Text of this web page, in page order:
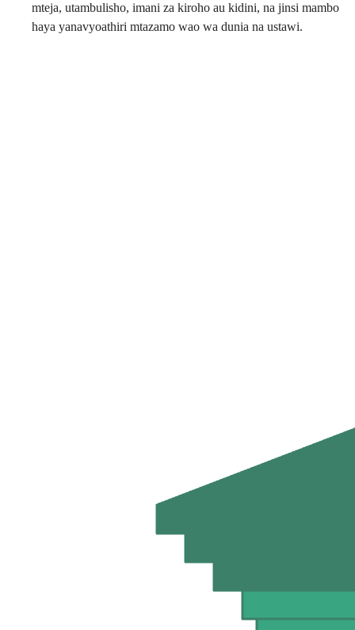
mteja, utambulisho, imani za kiroho au kidini, na jinsi mambo
haya yanavyoathiri mtazamo wao wa dunia na ustawi.